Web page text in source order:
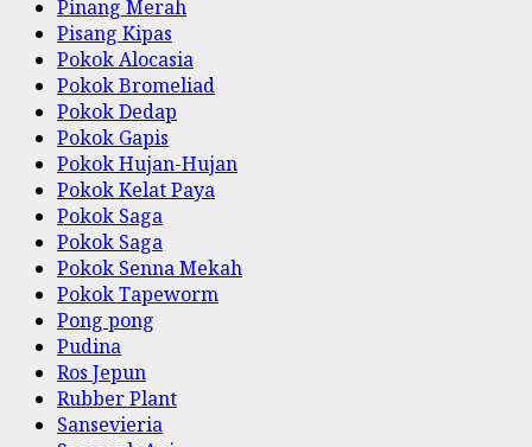
Pinang Merah
Pisang Kipas
Pokok Alocasia
Pokok Bromeliad
Pokok Dedap
Pokok Gapis
Pokok Hujan-Hujan
Pokok Kelat Paya
Pokok Saga
Pokok Saga
Pokok Senna Mekah
Pokok Tapeworm
Pong pong
Pudina
Ros Jepun
Rubber Plant
Sansevieria